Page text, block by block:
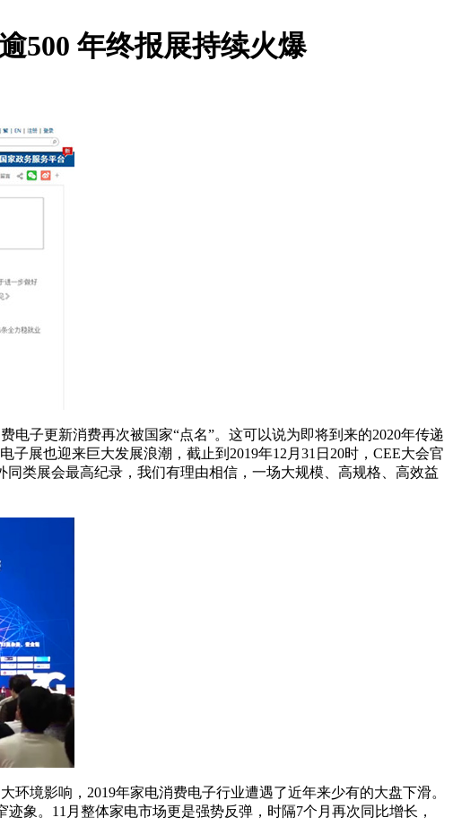
500 年终报展持续火爆
子更新消费再次被国家“点名”。这可以说为即将到来的2020年传递
展也迎来巨大发展浪潮，截止到2019年12月31日20时，CEE大会官
类展会最高纪录，我们有理由相信，一场大规模、高规格、高效益
境影响，2019年家电消费电子行业遭遇了近年来少有的大盘下滑。
象。11月整体家电市场更是强势反弹，时隔7个月再次同比增长，